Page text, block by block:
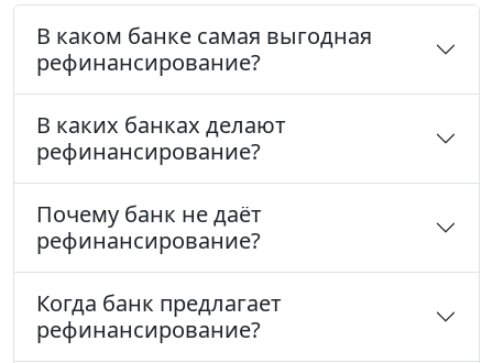
В каком банке самая выгодная
рефинансирование?
В каких банках делают
рефинансирование?
Почему банк не даёт
рефинансирование?
Когда банк предлагает
рефинансирование?